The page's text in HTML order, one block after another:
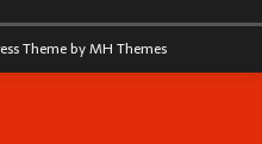
Theme byMH Themes